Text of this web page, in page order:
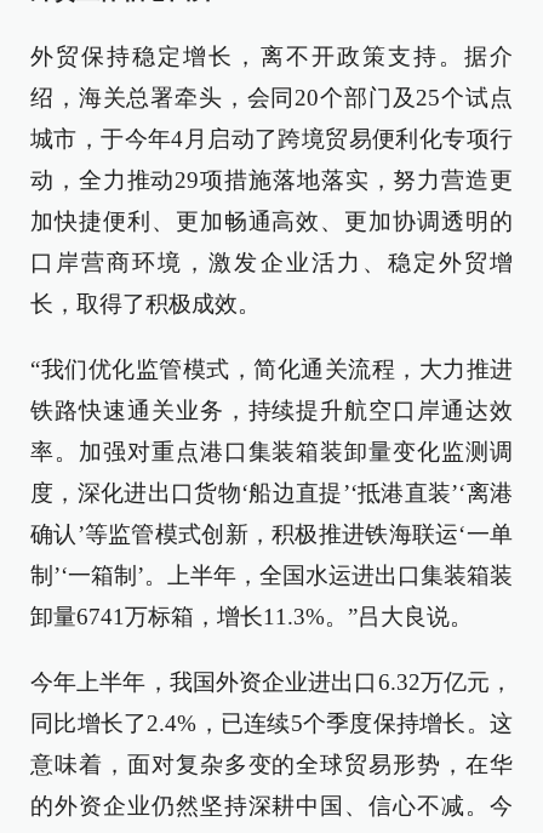
外贸保持稳定增长，离不开政策支持。据介
绍，海关总署牵头，会同20个部门及25个试点
城市，于今年4月启动了跨境贸易便利化专项行
动，全力推动29项措施落地落实，努力营造更
加快捷便利、更加畅通高效、更加协调透明的
口岸营商环境，激发企业活力、稳定外贸增
长，取得了积极成效。
“我们优化监管模式，简化通关流程，大力推进
铁路快速通关业务，持续提升航空口岸通达效
率。加强对重点港口集装箱装卸量变化监测调
度，深化进出口货物‘船边直提’‘抵港直装’‘离港
确认’等监管模式创新，积极推进铁海联运‘一单
制’‘一箱制’。上半年，全国水运进出口集装箱装
卸量6741万标箱，增长11.3%。”吕大良说。
今年上半年，我国外资企业进出口6.32万亿元，
同比增长了2.4%，已连续5个季度保持增长。这
意味着，面对复杂多变的全球贸易形势，在华
的外资企业仍然坚持深耕中国、信心不减。今